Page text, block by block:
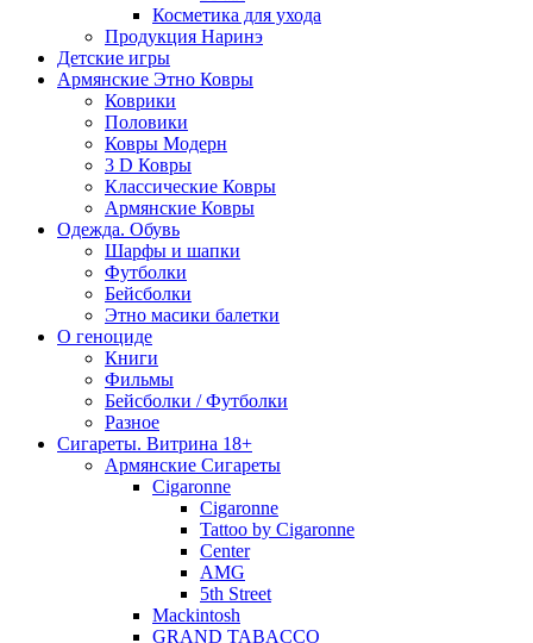
Косметика для ухода
Продукция Наринэ
Детские игры
Армянские Этно Ковры
Коврики
Половики
Ковры Модерн
3 D Ковры
Классические Ковры
Армянские Ковры
Одежда. Обувь
Шарфы и шапки
Футболки
Бейсболки
Этно масики балетки
О геноциде
Книги
Фильмы
Бейсболки / Футболки
Разное
Сигареты. Витрина 18+
Армянские Сигареты
Cigaronne
Cigaronne
Tattoo by Cigaronne
Center
AMG
5th Street
Mackintosh
GRAND TABACCO